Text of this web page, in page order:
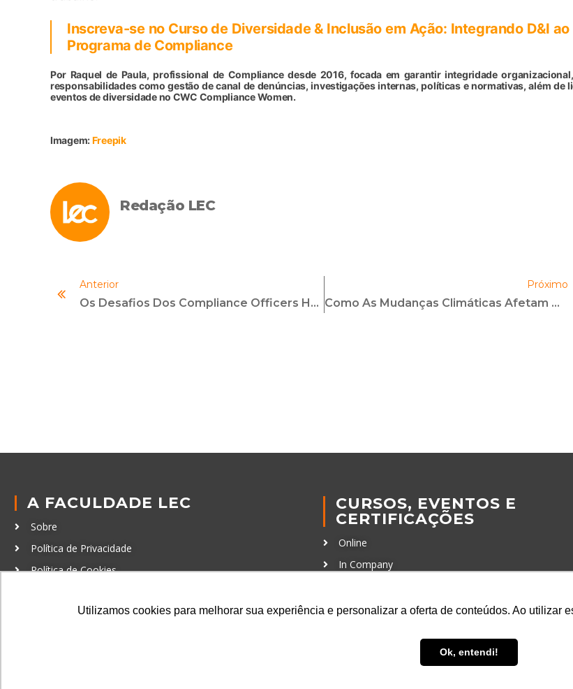
Utilizamos cookies para melhorar sua experiência e personalizar a oferta de conteúdos. Ao utilizar
Ok, entendi!
Inscreva-se no Curso de Diversidade & Inclusão em Ação: Integrando D&I ao
Programa de Compliance
Por Raquel de Paula, profissional de Compliance desde 2016, focada em garantir integridade
responsabilidades como gestão de canal de denúncias, investigações internas, políticas e normativas, além de
eventos de diversidade no CWC Compliance Women.
Imagem:Freepik
Redação LEC
Anterior
Os Desafios Dos Compliance Officers Hoje
Próximo
Como As Mudanças Climáticas Afetam O Seu Negócio
A FACULDADE LEC
Sobre
Política de Privacidade
Política de Cookies
Política Anticorrupção
CURSOS, EVENTOS E
CERTIFICAÇÕES
Online
In Company
Certificações